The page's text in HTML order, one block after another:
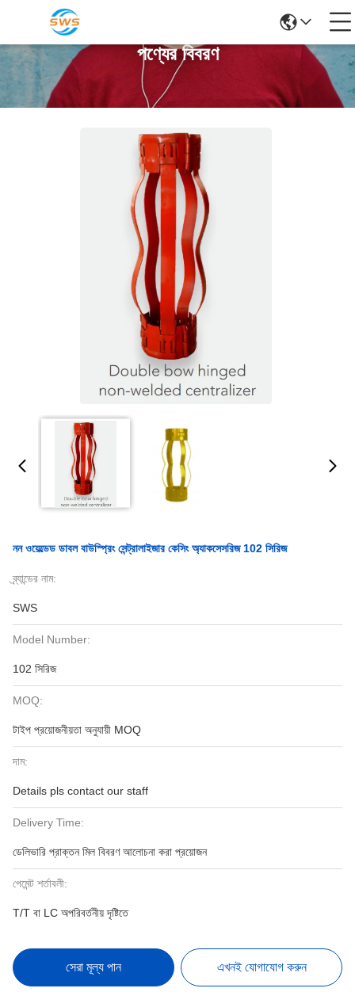
পণ্যের বিবরণ
নন ওয়েল্ডেড ডাবল বাউস্প্রিং সেন্ট্রালাইজার কেসিং অ্যাকসেসরিজ 102 সিরিজ
ব্র্যান্ডের নাম:
SWS
Model Number:
102 সিরিজ
MOQ:
টাইপ প্রয়োজনীয়তা অনুযায়ী MOQ
দাম:
Details pls contact our staff
Delivery Time:
ডেলিভারি প্রাক্তন মিল বিবরণ আলোচনা করা প্রয়োজন
পেমেন্ট শর্তাবলী:
T/T বা LC অপরিবর্তনীয় দৃষ্টিতে
সেরা মূল্য পান এখনই যোগাযোগ করুন